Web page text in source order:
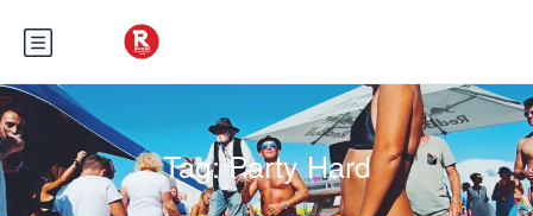
Tag:Party Hard